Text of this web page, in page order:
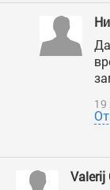
19
Valerij